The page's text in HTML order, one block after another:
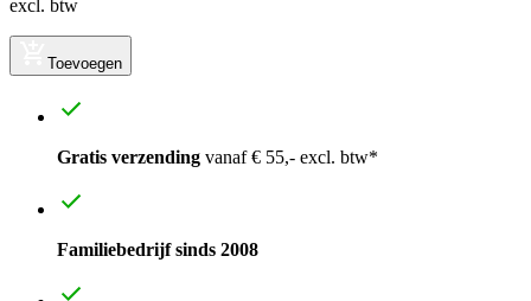
excl. btw
Toevoegen
Gratis verzending vanaf € 55,- excl. btw*
Familiebedrijf sinds 2008